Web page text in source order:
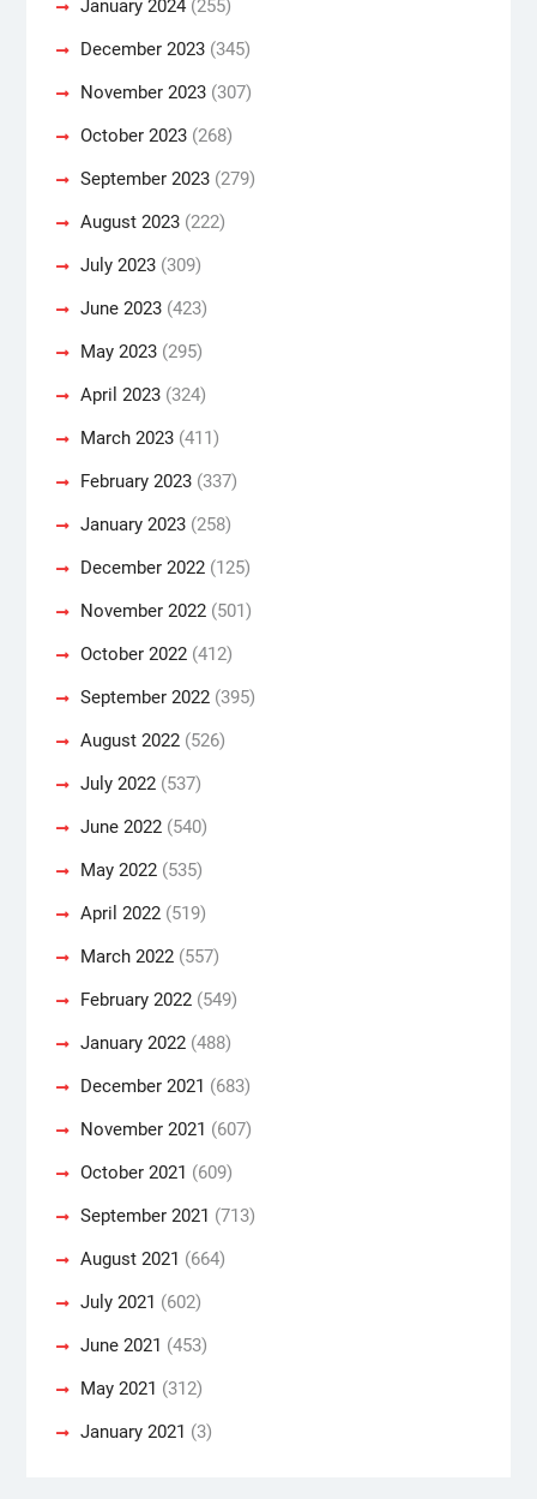
January 2024(255)
December 2023(345)
November 2023(307)
October 2023(268)
September 2023(279)
August 2023(222)
July 2023(309)
June 2023(423)
May 2023(295)
April 2023(324)
March 2023(411)
February 2023(337)
January 2023(258)
December 2022(125)
November 2022(501)
October 2022(412)
September 2022(395)
August 2022(526)
July 2022(537)
June 2022(540)
May 2022(535)
April 2022(519)
March 2022(557)
February 2022(549)
January 2022(488)
December 2021 (683)
November 2021 (607)
October 2021 (609)
September 2021 (713)
August 2021 (664)
July 2021 (602)
June 2021 (453)
May 2021 (312)
January 2021 (3)